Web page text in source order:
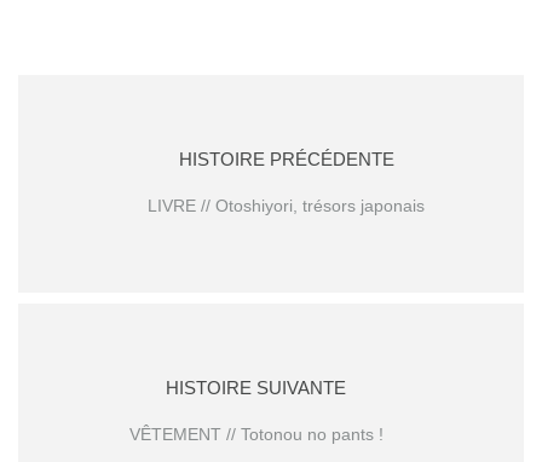
HISTOIRE PRÉCÉDENTE
LIVRE // Otoshiyori, trésors japonais
HISTOIRE SUIVANTE
VÊTEMENT // Totonou no pants !